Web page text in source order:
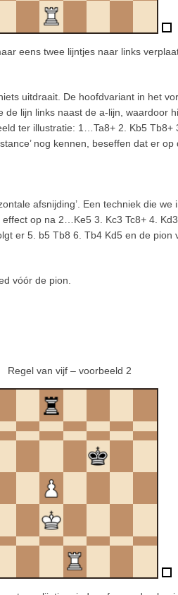
eens twee lijntjes naar links
uitdraait. De hoofdvariant in het
de lijn links naast de a-lijn, waardoor
ter illustratie: 1…Ta8+ 2. Kb5 Tb8+
nog kennen, beseffen dat er
afsnijding’. Een techniek die
op na 2…Ke5 3. Kc3 Tc8+ 4.
er 5. b5 Tb8 6. Tb4 Kd5 en de pion
vóór de pion.
Regel van vijf – voorbeeld 2